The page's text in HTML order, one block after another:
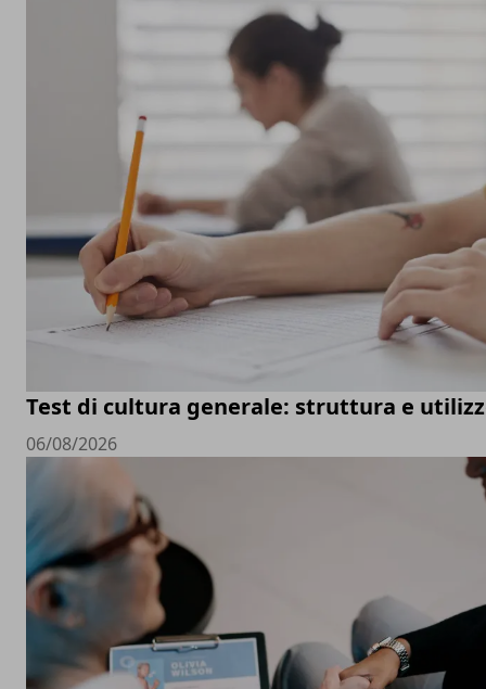
Test di cultura generale: struttura e
06/08/2026